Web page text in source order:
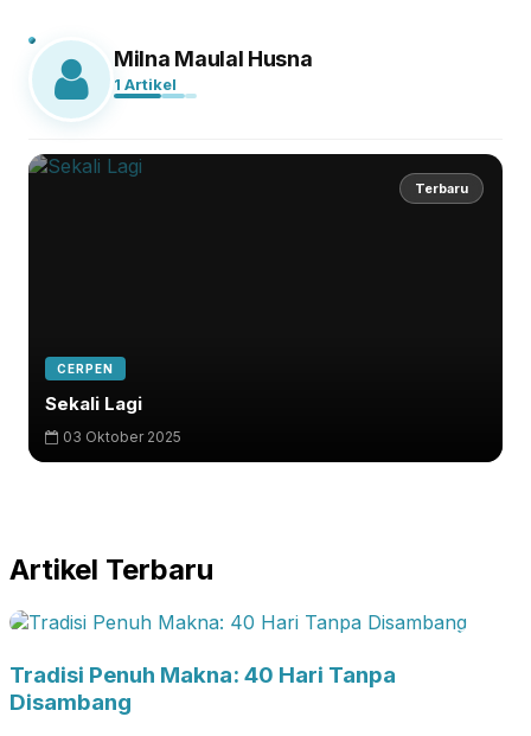
Milna Maulal Husna
1 Artikel
Terbaru
CERPEN
Sekali Lagi
03 Oktober 2025
Artikel Terbaru
Tradisi Penuh Makna: 40 Hari Tanpa
Disambang